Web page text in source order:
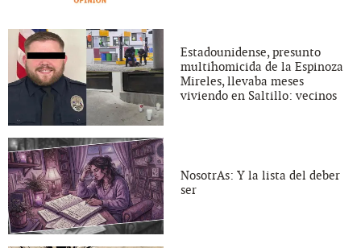
Estadounidense, presunto
multihomicida de la Espinoza
Mireles, llevaba meses
viviendo en Saltillo: vecinos
NosotrAs: Y la lista del deber
ser